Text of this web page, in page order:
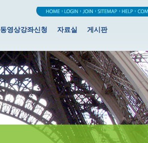
동영상강좌신청 자료실 게시판